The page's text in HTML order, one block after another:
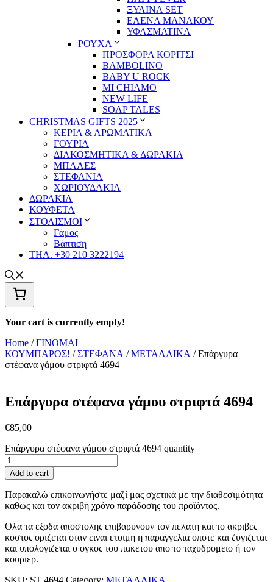
ΞΥΛΙΝΑ SET
ΕΛΕΝΑ ΜΑΝΑΚΟΥ
ΥΦΑΣΜΑΤΙΝΑ
ΡΟΥΧΑ
ΠΡΟΣΦΟΡΑ ΚΟΡΙΤΣΙ
BAMBOLINO
BABY U ROCK
MI CHIAMO
NEW LIFE
SOAP TALES
CHRISTMAS GIFTS 2025
ΚΕΡΙΑ & ΑΡΩΜΑΤΙΚΑ
ΓΟΥΡΙΑ
ΔΙΑΚΟΣΜΗΤΙΚΑ & ΔΩΡΑΚΙΑ
ΜΠΑΛΕΣ
ΣΤΕΦΑΝΙΑ
ΧΩΡΙΟΥΔΑΚΙΑ
ΔΩΡΑΚΙΑ
ΚΟΥΦΕΤΑ
ΣΤΟΛΙΣΜΟΙ
Γάμος
Βάπτιση
ΤΗΛ. +30 210 3222194
Your cart is currently empty!
Home /ΓΙΝΟΜΑΙ
ΚΟΥΜΠΑΡΟΣ! /ΣΤΕΦΑΝΑ /ΜΕΤΑΛΛΙΚΑ / Επάργυρα
στέφανα γάμου στριφτά 4694
Επάργυρα στέφανα γάμου στριφτά 4694
€85,00
Επάργυρα στέφανα γάμου στριφτά 4694 quantity
Add to cart
Παρακαλώ επικοινωνήστε μαζί μας σχετικά με την διαθεσιμότητα
καθώς και τον ακριβή χρόνο παράδοσης του προϊόντος.
Ολα τα εξοδα αποστολης επιβαρυνουν τον πελατη και το ακριβες
κοστος οριζεται οταν ειναι ετοιμη η παραγγελια οποτε και ζυγιζεται
και υπολογιζεται ο ογκος του πακετου απο το ταχυδρομειο ή τον
κουριερ.